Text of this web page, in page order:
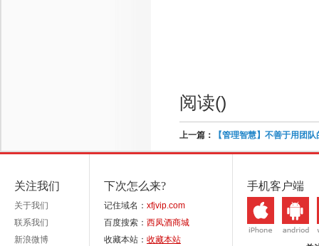
阅读()
上一篇： 【管理智慧】不善于用团
关注我们
关于我们
联系我们
新浪微博
下次怎么来?
记住域名： xfjvip.com
百度搜索： 西凤酒商城
收藏本站： 收藏本站
手机客户端